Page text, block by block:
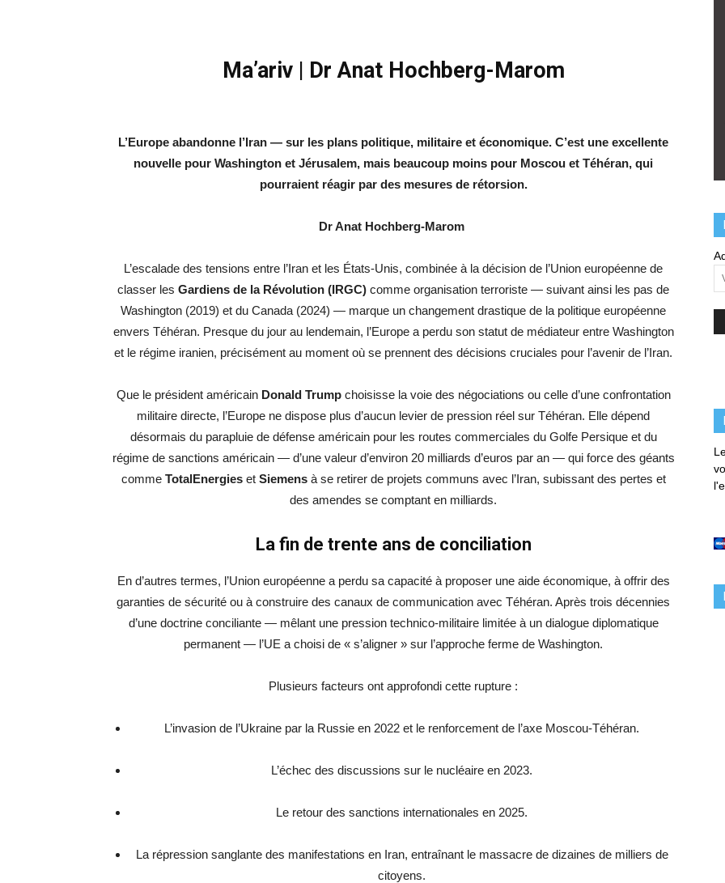
Ma’ariv | Dr Anat Hochberg-Marom
L’Europe abandonne l’Iran — sur les plans politique, militaire et économique. C’est une excellente
nouvelle pour Washington et Jérusalem, mais beaucoup moins pour Moscou et Téhéran, qui
pourraient réagir par des mesures de rétorsion.
Dr Anat Hochberg-Marom
L’escalade des tensions entre l’Iran et les États-Unis, combinée à la décision de l’Union européenne de
classer les Gardiens de la Révolution (IRGC) comme organisation terroriste — suivant ainsi les pas de
Washington (2019) et du Canada (2024) — marque un changement drastique de la politique européenne
envers Téhéran. Presque du jour au lendemain, l’Europe a perdu son statut de médiateur entre Washington
et le régime iranien, précisément au moment où se prennent des décisions cruciales pour l’avenir de l’Iran.
Que le président américain Donald Trumpchoisisse la voie des négociations ou celle d’une confrontation
militaire directe, l’Europe ne dispose plus d’aucun levier de pression réel sur Téhéran. Elle dépend
désormais du parapluie de défense américain pour les routes commerciales du Golfe Persique et du
régime de sanctions américain — d’une valeur d’environ 20 milliards d’euros par an — qui force des géants
comme TotalEnergieset Siemensà se retirer de projets communs avec l’Iran, subissant des pertes et
des amendes se comptant en milliards.
La fin de trente ans de conciliation
En d’autres termes, l’Union européenne a perdu sa capacité à proposer une aide économique, à offrir des
garanties de sécurité ou à construire des canaux de communication avec Téhéran. Après trois décennies
d’une doctrine conciliante — mêlant une pression technico-militaire limitée à un dialogue diplomatique
permanent — l’UE a choisi de « s’aligner » sur l’approche ferme de Washington.
Plusieurs facteurs ont approfondi cette rupture :
L’invasion de l’Ukraine par la Russie en 2022 et le renforcement de l’axe Moscou-Téhéran.
L’échec des discussions sur le nucléaire en 2023.
Le retour des sanctions internationales en 2025.
La répression sanglante des manifestations en Iran, entraînant le massacre de dizaines de milliers de
citoyens.